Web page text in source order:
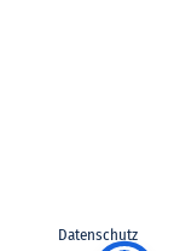
Datenschutz